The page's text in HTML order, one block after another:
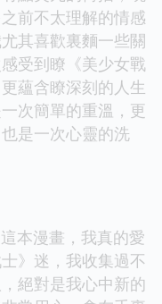
前不太理解的情感
其喜歡裏麵一些關
受到瞭《美少女戰
蘊含瞭深刻的人生
次簡單的重溫，更
是一次心靈的洗
本漫畫，我真的愛
》迷，我收集過不
絕對是我心中新的